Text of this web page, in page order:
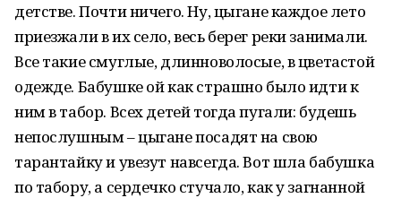
детстве. Почти ничего. Ну, цыгане каждое лето
приезжали в их село, весь берег реки занимали.
Все такие смуглые, длинноволосые, в цветастой
одежде. Бабушке ой как страшно было идти к
ним в табор. Всех детей тогда пугали: будешь
непослушным – цыгане посадят на свою
тарантайку и увезут навсегда. Вот шла бабушка
по табору, а сердечко стучало, как у загнанной